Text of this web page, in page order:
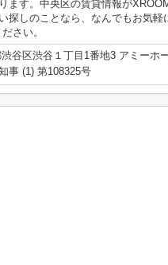
ます。中央区の賃貸情報が
探しのことなら、なんでもお気軽
さい。
谷区渋谷１丁目1番地3 アミーホ
事 (1) 第108325号